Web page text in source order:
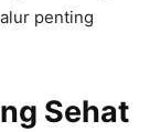
penting
Sehat